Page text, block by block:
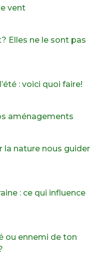
vent
Elles ne le sont pas
: voici quoi faire!
aménagements
la nature nous guider
: ce qui influence
ou ennemi de ton